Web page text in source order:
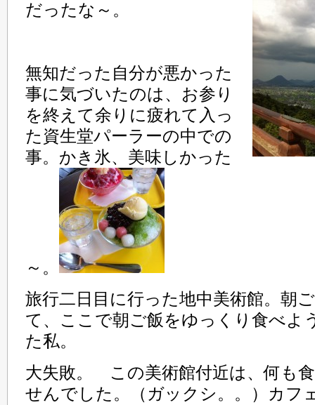
だったな～。
無知だった自分が悪かった
事に気づいたのは、お参り
を終えて余りに疲れて入っ
た資生堂パーラーの中での
事。かき氷、美味しかった
～。
旅行二日目に行った地中美術館。朝
て、ここで朝ご飯をゆっくり食べよ
た私。
大失敗。 この美術館付近は、何も
せんでした。（ガックシ。。）カフ